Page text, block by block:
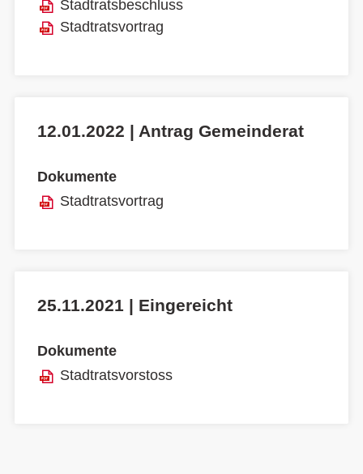
Stadtratsbeschluss
Stadtratsvortrag
12.01.2022 | Antrag Gemeinderat
Dokumente
Stadtratsvortrag
25.11.2021 | Eingereicht
Dokumente
Stadtratsvorstoss